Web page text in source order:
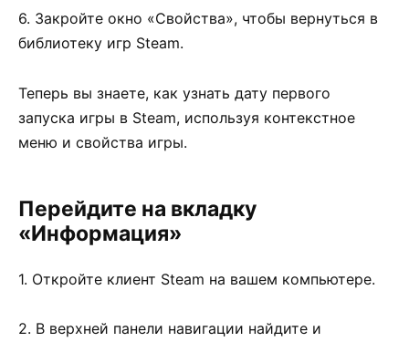
6. Закройте окно «Свойства», чтобы вернуться в
библиотеку игр Steam.
Теперь вы знаете, как узнать дату первого
запуска игры в Steam, используя контекстное
меню и свойства игры.
Перейдите на вкладку
«Информация»
1. Откройте клиент Steam на вашем компьютере.
2. В верхней панели навигации найдите и